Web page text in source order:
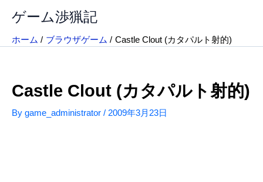
ス
ゲーム渉猟記
ホーム ブラウザゲーム Castle Clout (カタパルト射的)
Castle Clout (カタパルト射的)
By game_administrator / 2009年3月23日